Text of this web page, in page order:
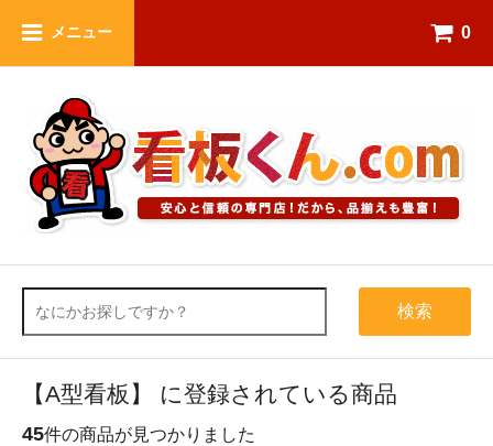
メニュー 0
検索
【A型看板】 に登録されている商品
45件の商品が見つかりました